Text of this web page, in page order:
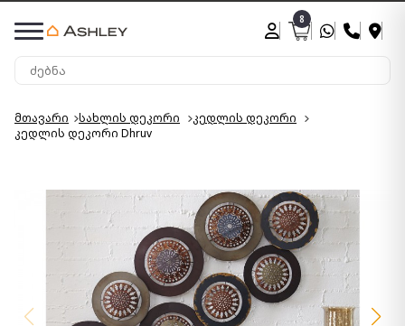
8
მთავარი სახლის დეკორი
კედლის დეკორი
კედლის დეკორი Dhruv